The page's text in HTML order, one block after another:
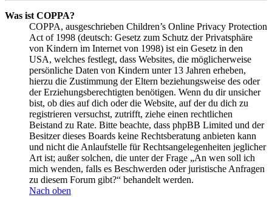
Was ist COPPA?
COPPA, ausgeschrieben Children’s Online Privacy Protection
Act of 1998 (deutsch: Gesetz zum Schutz der Privatsphäre
von Kindern im Internet von 1998) ist ein Gesetz in den
USA, welches festlegt, dass Websites, die möglicherweise
persönliche Daten von Kindern unter 13 Jahren erheben,
hierzu die Zustimmung der Eltern beziehungsweise des oder
der Erziehungsberechtigten benötigen. Wenn du dir unsicher
bist, ob dies auf dich oder die Website, auf der du dich zu
registrieren versuchst, zutrifft, ziehe einen rechtlichen
Beistand zu Rate. Bitte beachte, dass phpBB Limited und der
Besitzer dieses Boards keine Rechtsberatung anbieten kann
und nicht die Anlaufstelle für Rechtsangelegenheiten jeglicher
Art ist; außer solchen, die unter der Frage „An wen soll ich
mich wenden, falls es Beschwerden oder juristische Anfragen
zu diesem Forum gibt?“ behandelt werden.
Nach oben